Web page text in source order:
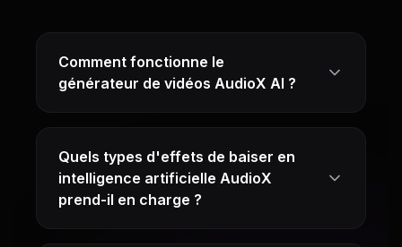
Comment fonctionne le
générateur de vidéos AudioX AI ?
Quels types d'effets de baiser en
intelligence artificielle AudioX
prend-il en charge ?